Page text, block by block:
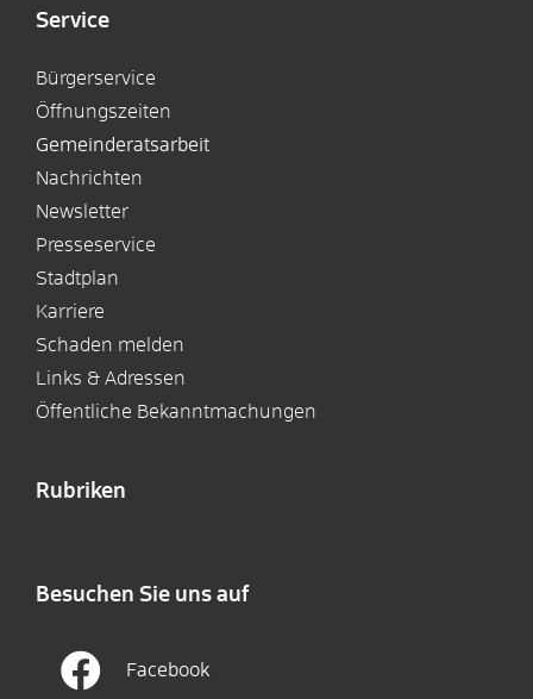
Service
Bürgerservice
Öffnungszeiten
Gemeinderatsarbeit
Nachrichten
Newsletter
Presseservice
Stadtplan
Karriere
Schaden melden
Links & Adressen
Öffentliche Bekanntmachungen
Rubriken
Besuchen Sie uns auf
Facebook